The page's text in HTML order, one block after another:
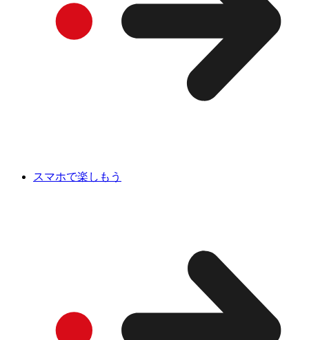
スマホで楽しもう